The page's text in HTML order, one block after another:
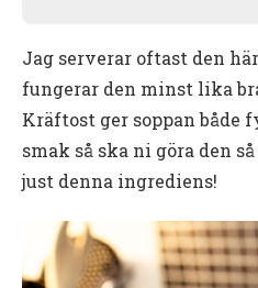
Jag serverar oftast den
fungerar den minst lika
Kräftost ger soppan
smak så ska ni göra den
just denna ingrediens!